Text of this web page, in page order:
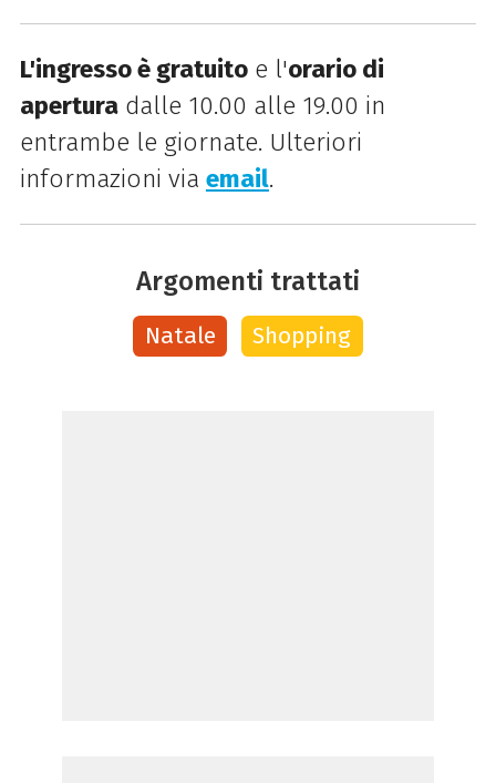
L'ingresso è gratuitoe l'orario di
aperturadalle 10.00 alle 19.00 in
entrambe le giornate. Ulteriori
informazioni via email.
Argomenti trattati
Natale Shopping